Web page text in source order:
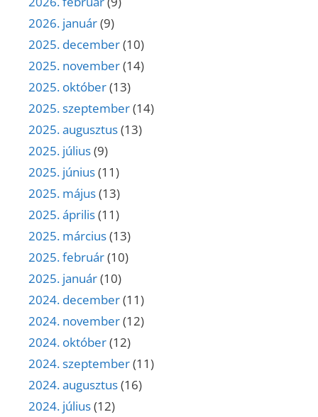
2026. január(9)
2025. december(10)
2025. november(14)
2025. október(13)
2025. szeptember(14)
2025. augusztus(13)
2025. július(9)
2025. június(11)
2025. május(13)
2025. április(11)
2025. március(13)
2025. február(10)
2025. január(10)
2024. december(11)
2024. november(12)
2024. október(12)
2024. szeptember(11)
2024. augusztus(16)
2024. július(12)